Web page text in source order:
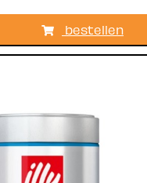
bestellen